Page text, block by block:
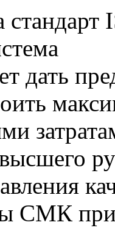
стандарт
дать
СМК